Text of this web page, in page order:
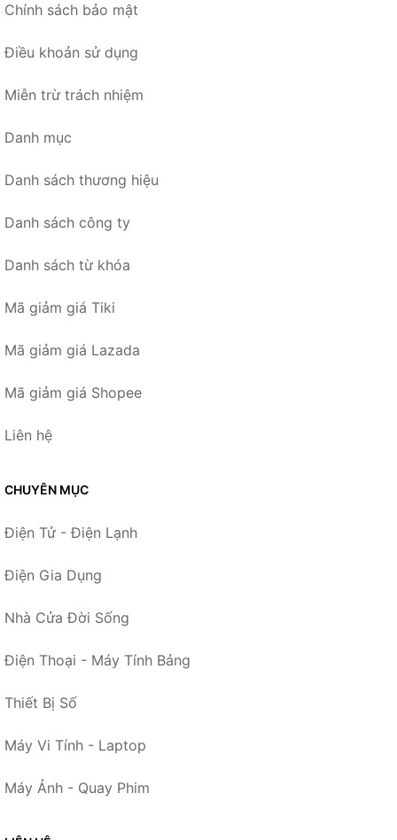
Chính sách bảo mật
Điều khoản sử dụng
Miễn trừ trách nhiệm
Danh mục
Danh sách thương hiệu
Danh sách công ty
Danh sách từ khóa
Mã giảm giá Tiki
Mã giảm giá Lazada
Mã giảm giá Shopee
Liên hệ
CHUYÊN MỤC
Điện Tử - Điện Lạnh
Điện Gia Dụng
Nhà Cửa Đời Sống
Điện Thoại - Máy Tính Bảng
Thiết Bị Số
Máy Vi Tính - Laptop
Máy Ảnh - Quay Phim